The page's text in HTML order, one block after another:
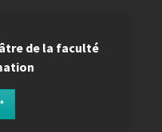
de la faculté